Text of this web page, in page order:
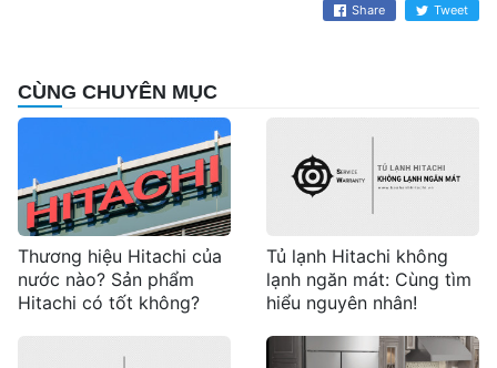
Share Tweet
CÙNG CHUYÊN MỤC
Thương hiệu Hitachi của
nước nào? Sản phẩm
Hitachi có tốt không?
Tủ lạnh Hitachi không
lạnh ngăn mát: Cùng tìm
hiểu nguyên nhân!